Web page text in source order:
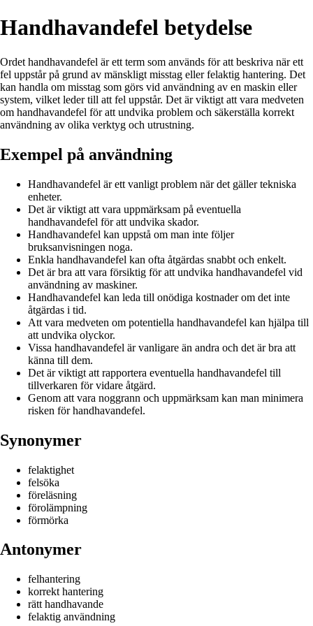
Handhavandefel betydelse
Ordet handhavandefel är ett term som används för att beskriva när ett
fel uppstår på grund av mänskligt misstag eller felaktig hantering. Det
kan handla om misstag som görs vid användning av en maskin eller
system, vilket leder till att fel uppstår. Det är viktigt att vara medveten
om handhavandefel för att undvika problem och säkerställa korrekt
användning av olika verktyg och utrustning.
Exempel på användning
Handhavandefel är ett vanligt problem när det gäller tekniska
enheter.
Det är viktigt att vara uppmärksam på eventuella
handhavandefel för att undvika skador.
Handhavandefel kan uppstå om man inte följer
bruksanvisningen noga.
Enkla handhavandefel kan ofta åtgärdas snabbt och enkelt.
Det är bra att vara försiktig för att undvika handhavandefel vid
användning av maskiner.
Handhavandefel kan leda till onödiga kostnader om det inte
åtgärdas i tid.
Att vara medveten om potentiella handhavandefel kan hjälpa till
att undvika olyckor.
Vissa handhavandefel är vanligare än andra och det är bra att
känna till dem.
Det är viktigt att rapportera eventuella handhavandefel till
tillverkaren för vidare åtgärd.
Genom att vara noggrann och uppmärksam kan man minimera
risken för handhavandefel.
Synonymer
felaktighet
felsöka
föreläsning
förolämpning
förmörka
Antonymer
felhantering
korrekt hantering
rätt handhavande
felaktig användning